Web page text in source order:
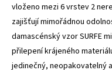
vloženo mezi 6 vrstev 2
zajišťují mimořádnou
damascénský vzor SURFE
přilepení krájeného
jedinečný, neopakovatelný